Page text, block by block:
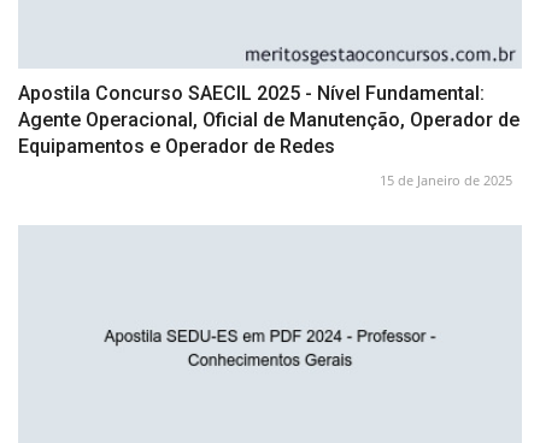
Apostila Concurso SAECIL 2025 - Nível Fundamental:
Agente Operacional, Oficial de Manutenção, Operador de
Equipamentos e Operador de Redes
15 de Janeiro de 2025